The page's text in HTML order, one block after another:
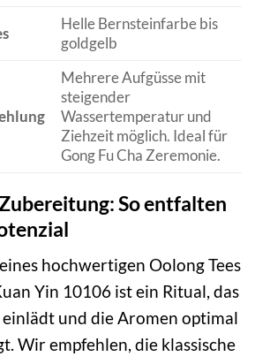
Helle Bernsteinfarbe bis
goldgelb
Mehrere Aufgüsse mit
steigender
Wassertemperatur und
Ziehzeit möglich. Ideal für
Gong Fu Cha Zeremonie.
So entfalten
hochwertigen Oolong Tees
Yin 10106 ist ein Ritual, das
und die Aromen optimal
Wir empfehlen, die klassische